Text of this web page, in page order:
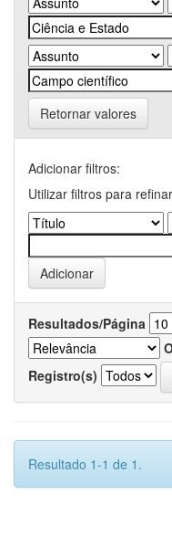
Retornar valores
Adicionar filtros:
Utilizar filtros para
Resultados/Página
Registro(s)
Resultado 1-1 de 1.